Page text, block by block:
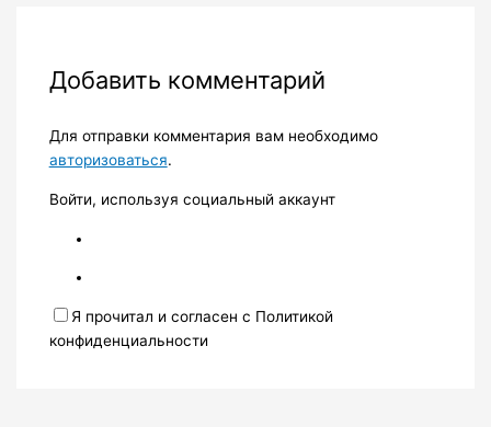
Добавить комментарий
Для отправки комментария вам необходимо
авторизоваться.
Войти, используя социальный аккаунт
Я прочитал и согласен с Политикой
конфиденциальности